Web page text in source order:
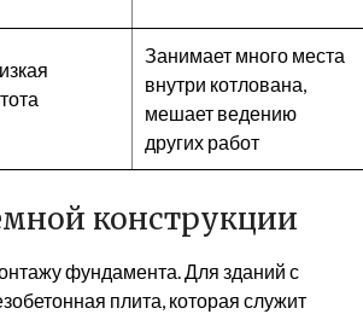
Занимает много места
внутри котлована,
мешает ведению
других работ
конструкции
фундамента. Для зданий с
плита, которая служит